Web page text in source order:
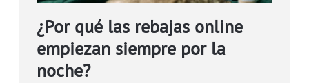
¿Por qué las rebajas online
empiezan siempre por la
noche?